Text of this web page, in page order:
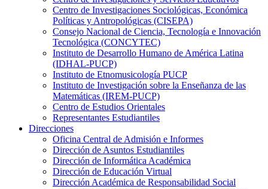
Centro de Investigaciones Sociológicas, Económica
Políticas y Antropológicas (CISEPA)
Consejo Nacional de Ciencia, Tecnología e Innovación
Tecnológica (CONCYTEC)
Instituto de Desarrollo Humano de América Latina
(IDHAL-PUCP)
Instituto de Etnomusicología PUCP
Instituto de Investigación sobre la Enseñanza de las
Matemáticas (IREM-PUCP)
Centro de Estudios Orientales
Representantes Estudiantiles
Direcciones
Oficina Central de Admisión e Informes
Dirección de Asuntos Estudiantiles
Dirección de Informática Académica
Dirección de Educación Virtual
Dirección Académica de Responsabilidad Social